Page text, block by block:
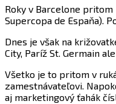
Roky v Barcelone
Supercopa de Espaňa).
Dnes je však na
City, Paríž St. Germain
Všetko je to pritom v
zamestnávateľovi.
aj marketingový ťahák